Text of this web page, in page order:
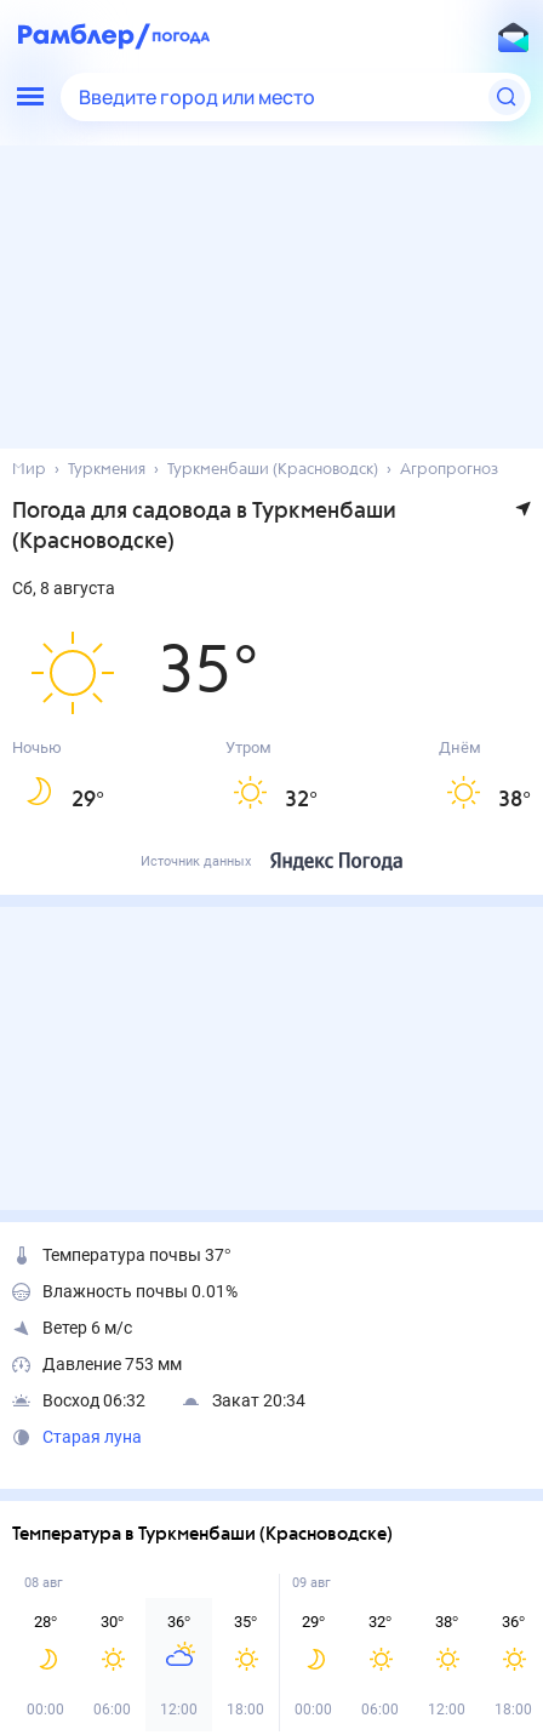
Введите город или место
Мир Туркмения Туркменбаши (Красноводск) Агропрогноз
Погода для садовода в Туркменбаши
(Красноводске)
сб, 8 августа
35°
Ночью
29°
Утром
32°
Днём
38°
Источник данных
Температура почвы 37°
Влажность почвы 0.01%
Ветер 6 м/с
Давление 753 мм
Восход 06:32
Закат 20:34
Старая луна
Температура в Туркменбаши (Красноводске)
08 авг
28°
00:00
30°
06:00
36°
12:00
35°
18:00
09 авг
29°
00:00
32°
06:00
38°
12:00
36°
18:00